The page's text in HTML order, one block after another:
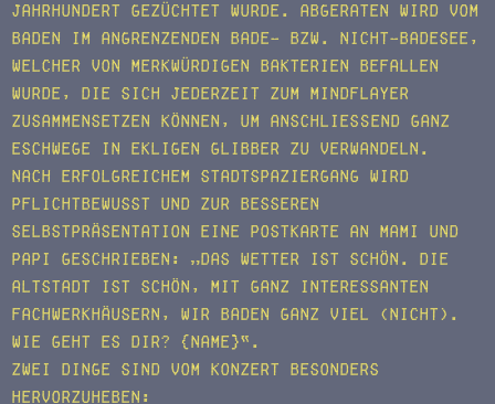
Jahrhundert gezüchtet wurde. Abgeraten wird vom
Baden im angrenzenden Bade- bzw. Nicht-Badesee,
welcher von merkwürdigen Bakterien befallen
wurde, die sich jederzeit zum Mindflayer
zusammensetzen können, um anschließend ganz
Eschwege in ekligen Glibber zu verwandeln.
Nach erfolgreichem Stadtspaziergang wird
pflichtbewusst und zur besseren
Selbstpräsentation eine Postkarte an Mami und
Papi geschrieben: „Das Wetter ist schön. Die
Altstadt ist schön, mit ganz interessanten
Fachwerkhäusern, wir baden ganz viel (nicht).
Wie geht es dir? {Name}“.
Zwei Dinge sind vom Konzert besonders
hervorzuheben: